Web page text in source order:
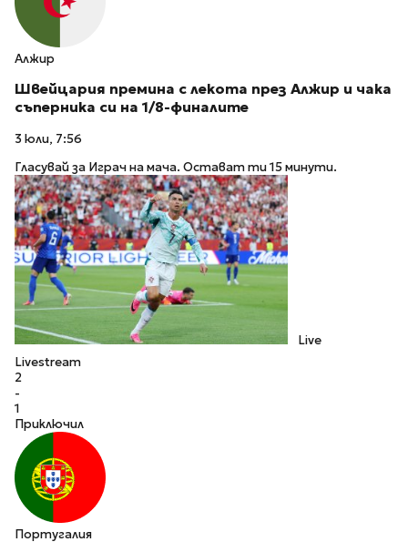
Алжир
Швейцария премина с лекота през Алжир и чака
съперника си на 1/8-финалите
3 юли, 7:56
Гласувай за Играч на мача. Остават ти 15 минути.
Live
Livestream
2
-
1
Приключил
Португалия